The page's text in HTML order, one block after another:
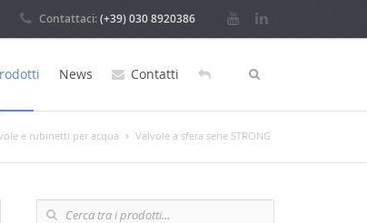
Contattaci:(+39) 030 8920386
News Contatti
e rubinetti per acqua Valvole a sfera serie STRONG